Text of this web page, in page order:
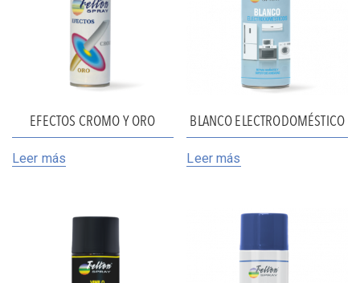
EFECTOS CROMO Y ORO
Leer más
BLANCO ELECTRODOMÉSTICO
Leer más